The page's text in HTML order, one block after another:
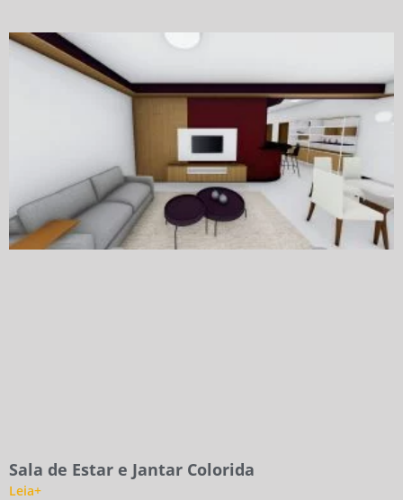
Sala de Estar e Jantar Colorida
Leia+